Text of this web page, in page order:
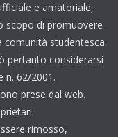
e amatoriale,
scopo di promuovere
comunità studentesca.
pertanto considerarsi
n. 62/2001.
prese dal web.
rimosso,